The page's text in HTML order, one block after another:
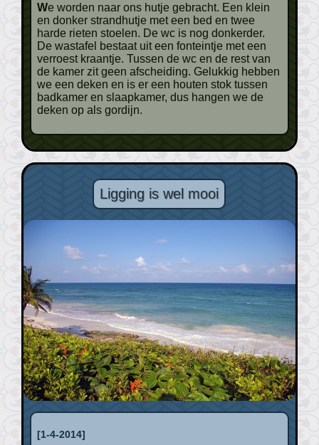
We worden naar ons hutje gebracht. Een klein
en donker strandhutje met een bed en twee
harde rieten stoelen. De wc is nog donkerder.
De wastafel bestaat uit een fonteintje met een
verroest kraantje. Tussen de wc en de rest van
de kamer zit geen afscheiding. Gelukkig hebben
we een deken en is er een houten stok tussen
badkamer en slaapkamer, dus hangen we de
deken op als gordijn.
Ligging is wel mooi
[1-4-2014]